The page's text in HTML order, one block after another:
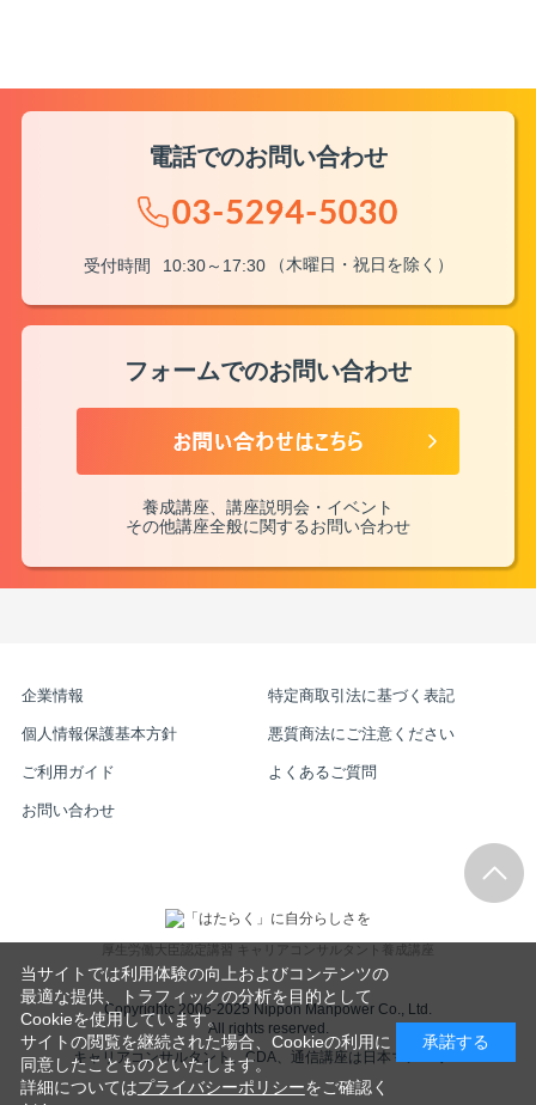
電話でのお問い合わせ
受付時間 10:30～17:30 （木曜日・祝日を除く）
フォームでのお問い合わせ
養成講座、講座説明会・イベント
その他講座全般に関するお問い合わせ
厚生労働大臣認定講習 キャリアコンサルタント養成講座
企業情報 特定商取引法に基づく表記
個人情報保護基本方針 悪質商法にご注意ください
ご利用ガイド よくあるご質問
お問い合わせ
Copyrightc 2006-2025 Nippon Manpower Co., Ltd.
All rights reserved.
キャリアコンサルタント、CDA、通信講座は日本マンパワー
当サイトでは利用体験の向上およびコンテンツの
最適な提供、トラフィックの分析を目的として
Cookieを使用しています。
サイトの閲覧を継続された場合、Cookieの利用に
同意したことものといたします。
詳細についてはプライバシーポリシーをご確認く
承諾する